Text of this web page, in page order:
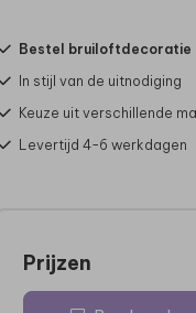
Bestel bruiloftdecoratie
In stijl van de uitnodiging
Keuze uit verschillende
Levertijd 4-6 werkdagen
Prijzen